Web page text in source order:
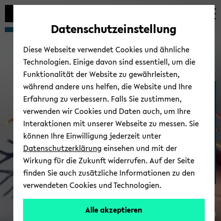
Automatische
vermeiden
zum
wechseln
zum
wechseln
zum
wechseln
Medizinische Fakul­tät
OWL
© Uni­ver­si­tät Bie­le­feld
Datenschutzeinstellung
Diese Webseite verwendet Cookies und ähnliche
Technologien. Einige davon sind essentiell, um die
Funktionalität der Website zu gewährleisten,
während andere uns helfen, die Website und Ihre
Erfahrung zu verbessern. Falls Sie zustimmen,
verwenden wir Cookies und Daten auch, um Ihre
Interaktionen mit unserer Webseite zu messen. Sie
können Ihre Einwilligung jederzeit unter
Datenschutzerklärung einsehen und mit der
Wirkung für die Zukunft widerrufen. Auf der Seite
finden Sie auch zusätzliche Informationen zu den
verwendeten Cookies und Technologien.
Alle akzeptieren